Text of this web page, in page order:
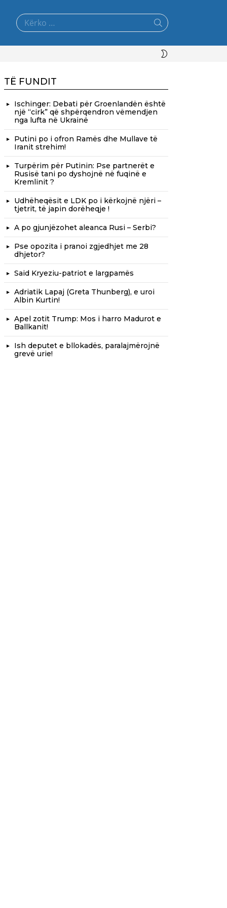
Search
for:
TË FUNDIT
Ischinger: Debati për Groenlandën është
një “cirk” që shpërqendron vëmendjen
nga lufta në Ukrainë
Putini po i ofron Ramës dhe Mullave të
Iranit strehim!
Turpërim për Putinin: Pse partnerët e
Rusisë tani po dyshojnë në fuqinë e
Kremlinit ?
Udhëheqësit e LDK po i kërkojnë njëri –
tjetrit, të japin dorëheqje !
A po gjunjëzohet aleanca Rusi – Serbi?
Pse opozita i pranoi zgjedhjet me 28
dhjetor?
Said Kryeziu-patriot e largpamës
Adriatik Lapaj (Greta Thunberg), e uroi
Albin Kurtin!
Apel zotit Trump: Mos i harro Madurot e
Ballkanit!
Ish deputet e bllokadës, paralajmërojnë
grevë urie!